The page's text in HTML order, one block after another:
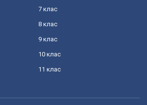
7 клас
8 клас
9 клас
10 клас
11 клас